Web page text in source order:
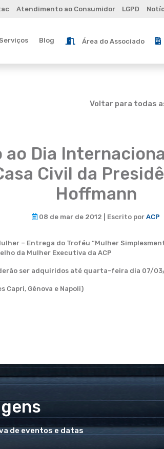
Atendimento ao Consumidor LGPD
Blog Área do Associado
Voltar para todas
Dia
Civil da
Hoffmann
08 de mar de 2012 | Escrito por ACP
– Entrega do Troféu “Mulher
da Mulher Executiva da ACP
ser adquiridos até quarta-feira dia 07/
Capri, Gênova e Napoli)
de eventos e datas